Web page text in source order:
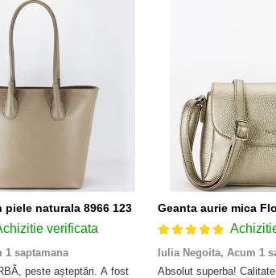
piele naturala 8966 123
verificata
1 saptamana
peste așteptări. A fost
Iulia Negoita, Acum 1
Absolut superba!